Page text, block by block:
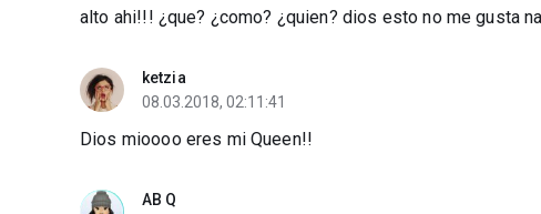
alto ahi!!! ¿que? ¿como? ¿quien? dios esto no me gusta
ketzia
08.03.2018, 02:11:41
Dios mioooo eres mi Queen!!
AB Q